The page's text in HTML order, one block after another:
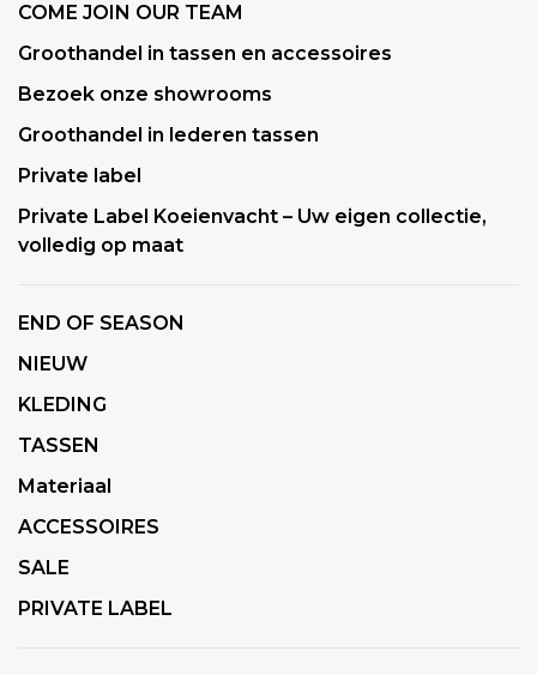
COME JOIN OUR TEAM
Groothandel in tassen en accessoires
Bezoek onze showrooms
Groothandel in lederen tassen
Private label
Private Label Koeienvacht – Uw eigen collectie,
volledig op maat
END OF SEASON
NIEUW
KLEDING
TASSEN
Materiaal
ACCESSOIRES
SALE
PRIVATE LABEL